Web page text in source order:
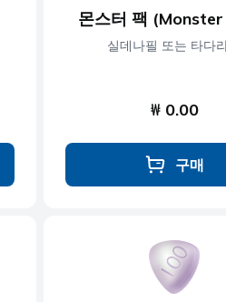
몬스터 팩
실데나필 또는 타다
₩ 0.00
구매